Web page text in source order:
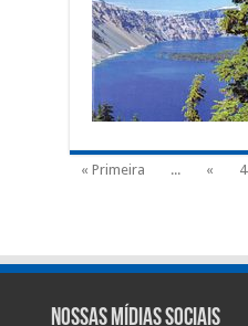
« Primeira ... « 4
Nossas Mídias Sociais